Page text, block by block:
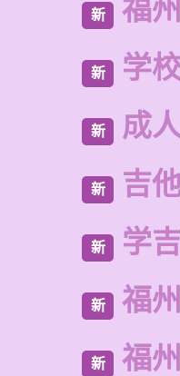
新 福
新 学
新 成
新 吉
新 学
新 福
新 福